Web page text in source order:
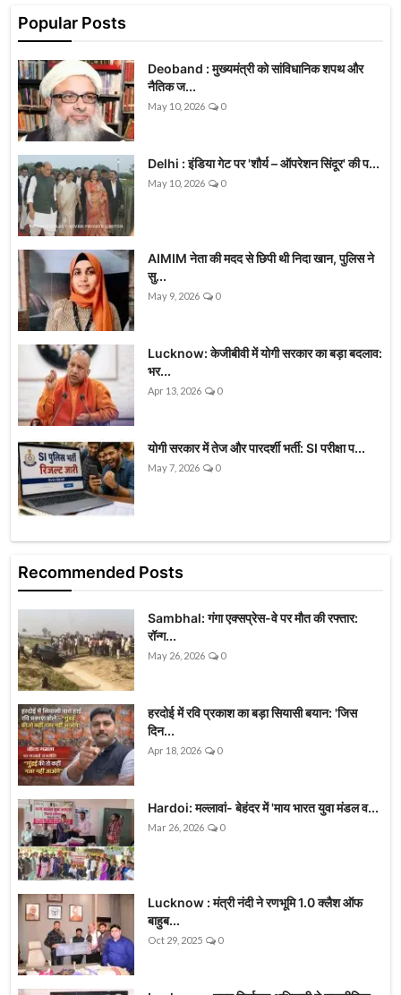
Popular Posts
Deoband : मुख्यमंत्री को सांविधानिक शपथ और
नैतिक ज...
May 10, 2026 0
Delhi : इंडिया गेट पर 'शौर्य – ऑपरेशन सिंदूर' की प...
May 10, 2026 0
AIMIM नेता की मदद से छिपी थी निदा खान, पुलिस ने
सु...
May 9, 2026 0
Lucknow: केजीबीवी में योगी सरकार का बड़ा बदलाव:
भर...
Apr 13, 2026 0
योगी सरकार में तेज और पारदर्शी भर्ती: SI परीक्षा प...
May 7, 2026 0
Recommended Posts
Sambhal: गंगा एक्सप्रेस-वे पर मौत की रफ्तार:
रॉन्ग...
May 26, 2026 0
हरदोई में रवि प्रकाश का बड़ा सियासी बयान: 'जिस
दिन...
Apr 18, 2026 0
Hardoi: मल्लावां- बेहंदर में 'माय भारत युवा मंडल व...
Mar 26, 2026 0
Lucknow : मंत्री नंदी ने रणभूमि 1.0 क्लैश ऑफ
बाहुब...
Oct 29, 2025 0